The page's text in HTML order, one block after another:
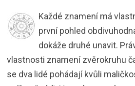
Každé znamení má
první pohled
dokáže druhé unavit.
vlastnosti znamení zvěrokruhu
se dva lidé pohádají kvůli